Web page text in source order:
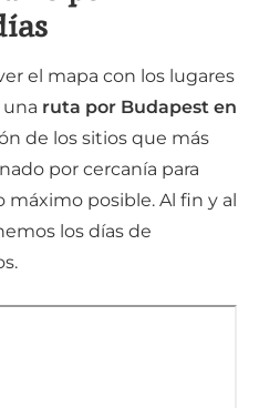
el mapa con los lugares
ruta por Budapest en
de los sitios que más
por cercanía para
posible. Al fin y al
los días de